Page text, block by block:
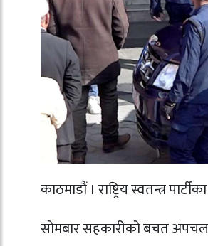
काठमाडौं । राष्ट्रिय स्वतन्त्र
सोमबार सहकारीको बचत